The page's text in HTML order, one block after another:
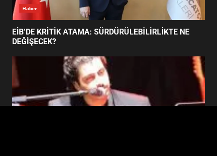
BURHANİYE SATRANÇ
TURNUVASI KAYITLARI NEYİ
7
BURHANİYE BELEDİYESPOR’DA
YENİ YÖNETİM NASIL
ŞEKİLLENDİ?
Haber
EİB’DE KRİTİK ATAMA: SÜRDÜRÜLEBİLİRLİKTE NE
DEĞİŞECEK?